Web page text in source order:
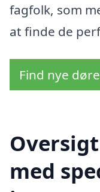
fagfolk, som
at finde de
Find nye
med